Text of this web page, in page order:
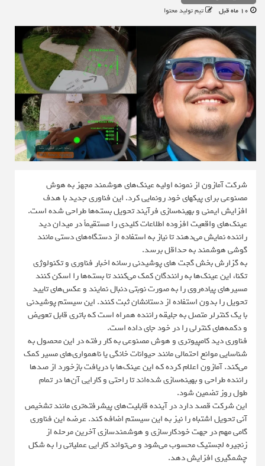
تیم تولید محتوا
شرکت آمازون از نمونه اولیه عینک‌های هوشمند مجهز به هوش
مصنوعی برای پیکهای خود رونمایی کرد. این فناوری جدید با هدف
افزایش ایمنی و بهینه‌سازی فرآیند تحویل بسته‌ها طراحی شده است.
عینک‌های واقعیت افزوده اطلاعات کلیدی را مستقیماً در میدان دید
راننده نمایش می‌دهند تا نیاز به استفاده از دستگاه‌های دستی مانند
گوشی هوشمند به حداقل برسد.
به گزارش بخش گجت های پوشیدنی رسانه اخبار فناوری و تکنولوژی
تکنا، این عینک‌ها به رانندگان کمک می‌کنند تا بسته‌ها را اسکن کنند
مسیرهای پیاده‌روی را به صورت نوبتی دنبال نمایند و عکس‌های تایید
تحویل را بدون استفاده از دستانشان ثبت کنند. این سیستم پوشیدنی
با یک کنترلر متصل به جلیقه راننده همراه است که باتری قابل تعویض
و دکمه‌های کنترلی را در خود جای داده است.
فناوری دید کامپیوتری و هوش مصنوعی به کار رفته در این محصول به
شناسایی موانع احتمالی مانند حیوانات خانگی یا ناهمواری‌های مسیر کمک
می‌کند. آمازون اعلام کرده که این عینک‌ها با دریافت بازخورد از صدها
راننده طراحی و بهینه‌سازی شده‌اند تا راحتی و کارایی آن‌ها در تمام
طول روز تضمین شود.
این شرکت قصد دارد در آینده قابلیت‌های پیشرفته‌تری مانند تشخیص
آنی تحویل اشتباه را نیز به این سیستم اضافه کند. عرضه این فناوری
گامی مهم در جهت خودکارسازی و هوشمندسازی آخرین مرحله از
زنجیره لجستیک محسوب می‌شود و می‌تواند کارایی عملیاتی را به شکل
چشمگیری افزایش دهد.